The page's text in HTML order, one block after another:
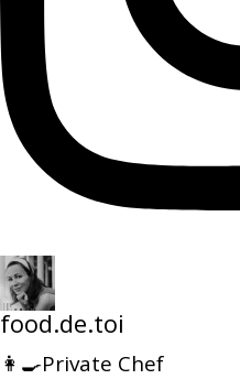
food.de.toi
👩‍🍳Private Chef